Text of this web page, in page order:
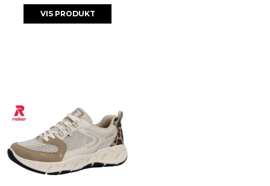
VIS PRODUKT